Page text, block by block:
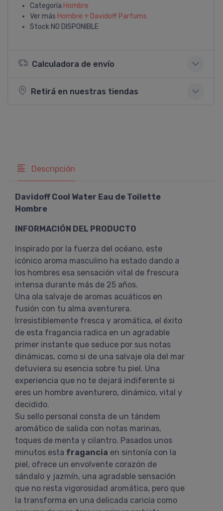
Categoría Hombre
Ver más Hombre + Davidoff Parfums
Stock NO DISPONIBLE
Calculadora de envío
Retirá en nuestras tiendas
Descripción
Davidoff Cool Water Eau de Toilette
Hombre
INFORMACIÓN DEL PRODUCTO
Inspirado por la fuerza del océano, este
icónico aroma masculino ha estado dando a
los hombres esa sensación vital de frescura
intensa durante más de 25 años.
Una ola salvaje de aromas acuáticos en
fusión con tu alma aventurera.
Irresistiblemente fresca y aromática, el éxito
de esta fragancia radica en un agradable
primer instante que seduce por sus notas
dinámicas, como si de una salvaje ola del mar
detuviera su esencia sobre tu piel. Una
experiencia que no te dejará indiferente si
eres un hombre aventurero, dinámico, vital y
decidido.
Su sello personal consta de un tándem
aromático de salida con notas marinas,
toques de menta y cilantro. Pasados unos
minutos esta fragancia en sintonía con la
piel, ofrece un envolvente corazón de
sándalo y jazmín, una agradable sensación
que no resta vigorosidad aromática, pero que
la transforma en una delicada caricia como